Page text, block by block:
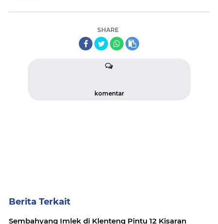
SHARE
komentar
Berita Terkait
Sembahyang Imlek di Klenteng Pintu 12 Kisaran